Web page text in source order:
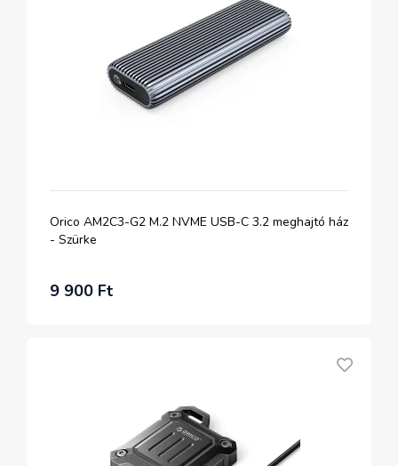
Orico AM2C3-G2 M.2 NVME USB-C 3.2 meghajtó ház
- Szürke
9 900 Ft